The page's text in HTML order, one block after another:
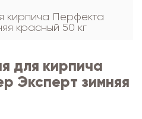
кирпича Перфекта
красный 50 кг
для кирпича
Эксперт зимняя